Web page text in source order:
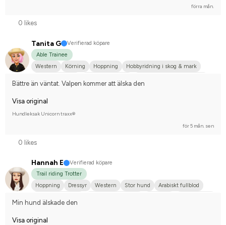
förra mån.
0 likes
Tanita G
Verifierad köpare
Able Trainee
Western
Körning Hoppning
Hobbyridning i skog & mark
Bättre än väntat. Valpen kommer att älska den
Visa original
Hundleksak Unicorn traxx®
för 5 mån. sen
0 likes
Hannah E
Verifierad köpare
Trail riding Trotter
Hoppning
Dressyr Western Stor hund
Arabiskt fullblod
Min hund älskade den
Visa original